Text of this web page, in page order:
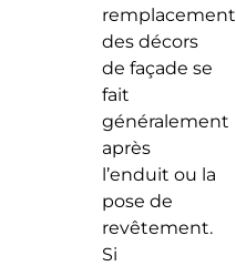
remplacement
des décors
de façade se
fait
généralement
après
l’enduit ou la
pose de
revêtement.
Si